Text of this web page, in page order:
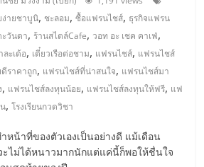
ง่ายชาบูนิ, ชะลอม,ซื้อแฟรนไชส์, ธุรกิจแฟรน
วันดา, ร้านสไตล์Cafe, วอท อะ เชค คาเฟ่,
ะเด้อ, เตี๋ยวเรือต่อชาม, แฟรนไชส์, แฟรนไชส์
ราคาถูก, แฟรนไชส์ที่น่าสนใจ, แฟรนไชส์มา
, แฟรนไชส์ลงทุนน้อย, แฟรนไชส์ลงทุนให้ฟรี, แฟ
,โรงเรียนกวดวิชา
น้าที่ของตัวเองเป็นอย่างดี แม้เดือน
ไม่ได้หนาวมากนักแต่แค่นี้ก็พอให้ชื่นใจ